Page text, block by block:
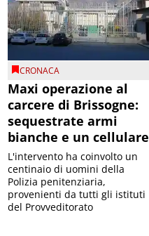
CRONACA
Maxi operazione al
carcere di Brissogne:
sequestrate armi
bianche e un cellulare
L'intervento ha coinvolto un
centinaio di uomini della
Polizia penitenziaria,
provenienti da tutti gli istituti
del Provveditorato